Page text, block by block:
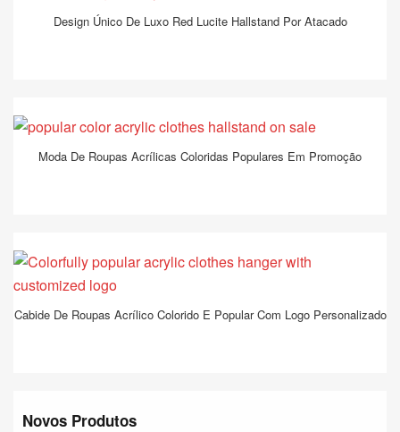
Design Único De Luxo Red Lucite Hallstand Por Atacado
Moda De Roupas Acrílicas Coloridas Populares Em Promoção
Cabide De Roupas Acrílico Colorido E Popular Com Logo Personalizado
Novos Produtos